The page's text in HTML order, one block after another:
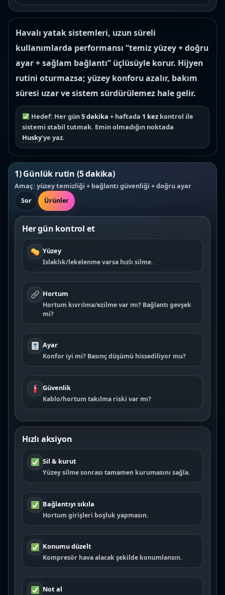
Havalı yatak sistemleri, uzun süreli
kullanımlarda performansı “temiz yüzey + doğru
ayar + sağlam bağlantı” üçlüsüyle korur. Hijyen
rutini oturmazsa; yüzey konforu azalır, bakım
süresi uzar ve sistem sürdürülemez hale gelir.
Hedef: Her gün5 dakika + haftada 1 kezkontrol ile
sistemi stabil tutmak. Emin olmadığın noktada
Husky’ye yaz.
1) Günlük rutin (5 dakika)
Amaç: yüzey temizliği + bağlantı güvenliği + doğru ayar
Sor Ürünler
Her gün kontrol et
Yüzey
Islaklık/lekelenme varsa hızlı silme.
Hortum
Hortum kıvrılma/ezilme var mı? Bağlantı gevşek
mi?
Ayar
Konfor iyi mi? Basınç düşümü hissediliyor mu?
Güvenlik
Kablo/hortum takılma riski var mı?
Hızlı aksiyon
Sil & kurut
Yüzey silme sonrası tamamen kurumasını sağla.
Bağlantıyı sıkıla
Hortum girişleri boşluk yapmasın.
Konumu düzelt
Kompresör hava alacak şekilde konumlansın.
Not al